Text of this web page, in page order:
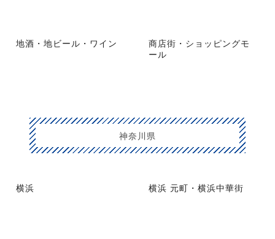
地酒・地ビール・ワイン
商店街・ショッピングモ
ール
神奈川県
横浜 横浜 元町・横浜中華街